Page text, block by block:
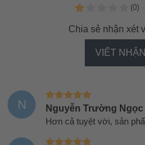
(0)
Chia sẻ nhận xét
VIẾT
N Nguyễn Trường Ngọc
Hơn cả tuyệt vời, sản